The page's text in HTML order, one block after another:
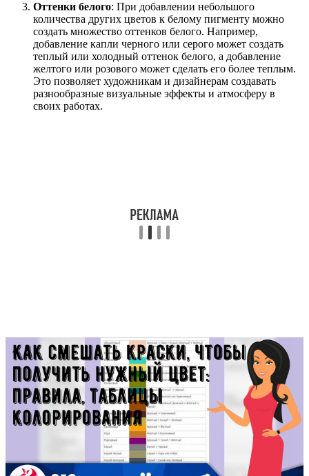
Оттенки белого: При добавлении небольшого
количества других цветов к белому пигменту можно
создать множество оттенков белого. Например,
добавление капли черного или серого может создать
теплый или холодный оттенок белого, а добавление
желтого или розового может сделать его более теплым.
Это позволяет художникам и дизайнерам создавать
разнообразные визуальные эффекты и атмосферу в
своих работах.